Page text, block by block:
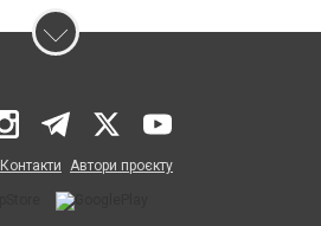
Контакти Автори проєкту